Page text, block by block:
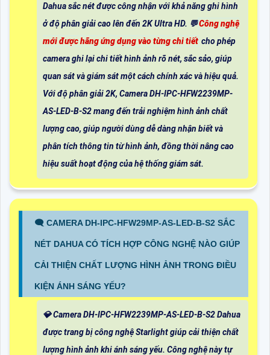
Dahua sắc nét được công nhận với khả năng ghi hình
ở độ phân giải cao lên đến 2K Ultra HD. 💬Công nghệ
mới được hãng ứng dụng vào từng chi tiết cho phép
camera ghi lại chi tiết hình ảnh rõ nét, sắc sảo, giúp
quan sát và giám sát một cách chính xác và hiệu quả.
Với độ phân giải 2K, Camera DH-IPC-HFW2239MP-
AS-LED-B-S2 mang đến trải nghiệm hình ảnh chất
lượng cao, giúp người dùng dễ dàng nhận biết và
phân tích thông tin từ hình ảnh, đồng thời nâng cao
hiệu suất hoạt động của hệ thống giám sát.
🗨️ CAMERA DH-IPC-HFW29MP-AS-LED-B-S2 SẮC
NÉT DAHUA CÓ TÍCH HỢP CÔNG NGHỆ NÀO GIÚP
CẢI THIỆN CHẤT LƯỢNG HÌNH ẢNH TRONG ĐIỀU
KIỆN ÁNH SÁNG YẾU?
💎 Camera DH-IPC-HFW2239MP-AS-LED-B-S2 Dahua
được trang bị công nghệ Starlight giúp cải thiện chất
lượng hình ảnh khi ánh sáng yếu. Công nghệ này tự